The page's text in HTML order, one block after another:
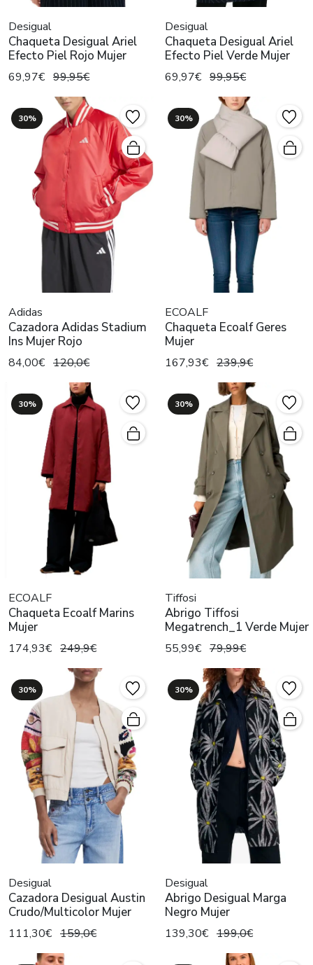
Desigual
Chaqueta Desigual Ariel
Efecto Piel Rojo Mujer
69,97€ 99,95€
Desigual
Chaqueta Desigual Ariel
Efecto Piel Verde Mujer
69,97€ 99,95€
30%
Adidas
Cazadora Adidas Stadium
Ins Mujer Rojo
84,00€ 120,0€
30%
ECOALF
Chaqueta Ecoalf Geres
Mujer
167,93€ 239,9€
30%
ECOALF
Chaqueta Ecoalf Marins
Mujer
174,93€ 249,9€
30%
Tiffosi
Abrigo Tiffosi
Megatrench_1 Verde Mujer
55,99€ 79,99€
30%
Desigual
Cazadora Desigual Austin
Crudo/Multicolor Mujer
111,30€ 159,0€
30%
Desigual
Abrigo Desigual Marga
Negro Mujer
139,30€ 199,0€